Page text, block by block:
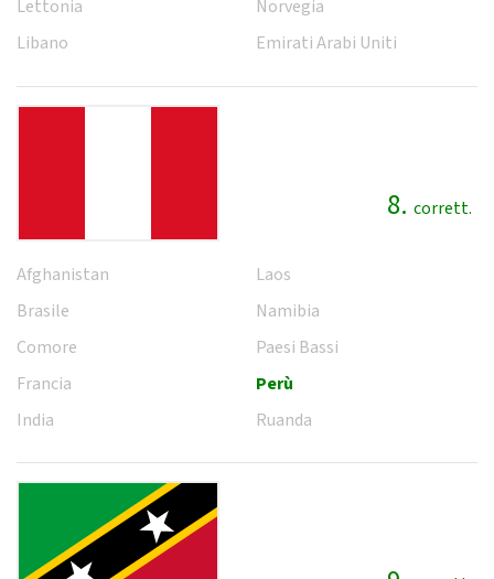
Lettonia
Libano
Norvegia
Emirati Arabi Uniti
8. corrett.
Afghanistan
Brasile
Comore
Francia
India
Laos
Namibia
Paesi Bassi
Perù
Ruanda